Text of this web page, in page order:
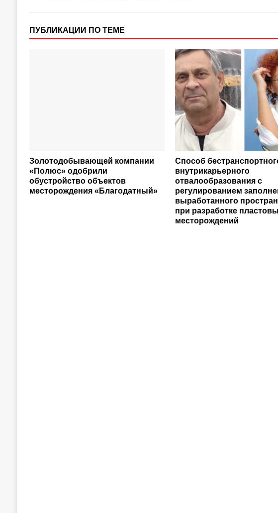
ПУБЛИКАЦИИ ПО ТЕМЕ
Золотодобывающей компании
«Полюс» одобрили
обустройство объектов
месторождения «Благодатный»
Способ
внутрикарьерного
отвалообразования с
регулированием
выработанного
при разработке
месторождений